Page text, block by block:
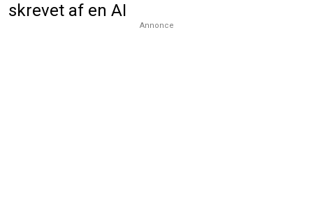
skrevet af en AI
Annonce